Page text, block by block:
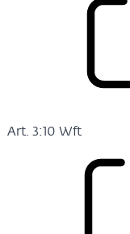
Art. 3:10 Wft